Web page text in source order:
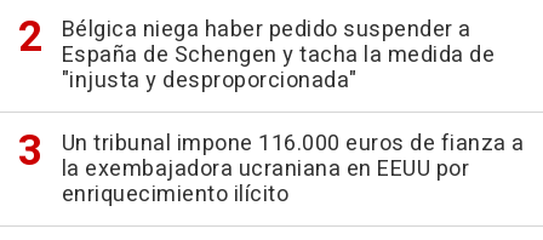
Bélgica niega haber pedido suspender a
España de Schengen y tacha la medida de
"injusta y desproporcionada"
Un tribunal impone 116.000 euros de fianza a
la exembajadora ucraniana en EEUU por
enriquecimiento ilícito